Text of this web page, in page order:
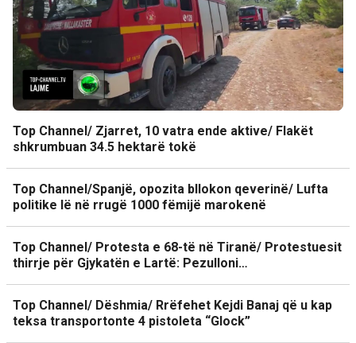
Top Channel/ Zjarret, 10 vatra ende aktive/ Flakët
shkrumbuan 34.5 hektarë tokë
Top Channel/Spanjë, opozita bllokon qeverinë/ Lufta
politike lë në rrugë 1000 fëmijë marokenë
Top Channel/ Protesta e 68-të në Tiranë/ Protestuesit
thirrje për Gjykatën e Lartë: Pezulloni…
Top Channel/ Dëshmia/ Rrëfehet Kejdi Banaj që u kap
teksa transportonte 4 pistoleta “Glock”